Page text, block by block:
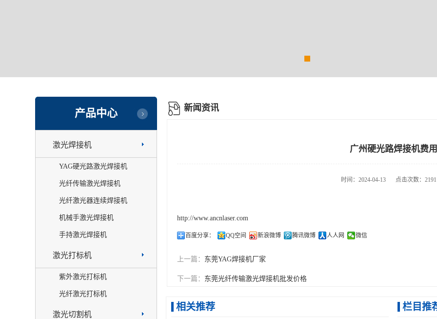
新闻资讯
广州硬光路焊接机费用
时间：2024-04-13 点击次数：2191
http://www.ancnlaser.com
百度分享： QQ空间 新浪微博 腾讯微博 人人网 微信
上一篇： 东莞YAG焊接机厂家
下一篇： 东莞光纤传输激光焊接机批发价格
相关推荐 栏目推
产品中心
激光焊接机
YAG硬光路激光焊接机
光纤传输激光焊接机
光纤激光器连续焊接机
机械手激光焊接机
手持激光焊接机
激光打标机
紫外激光打标机
光纤激光打标机
激光切割机